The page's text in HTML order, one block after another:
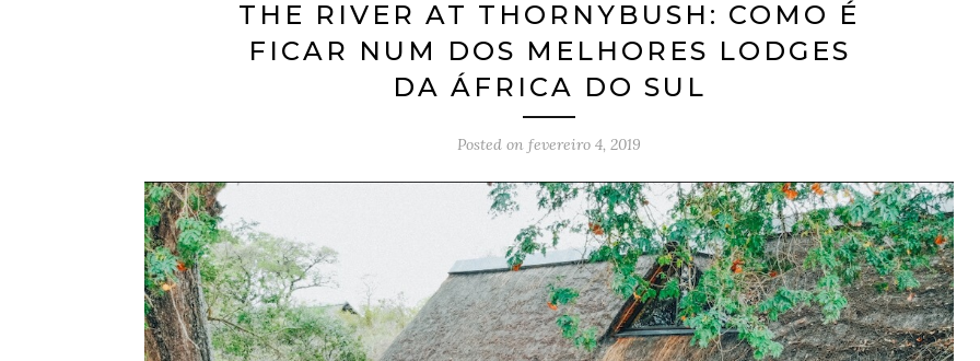
THE RIVER AT THORNYBUSH: COMO É
FICAR NUM DOS MELHORES LODGES
DA ÁFRICA DO SUL
Posted on fevereiro 4, 2019